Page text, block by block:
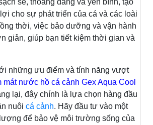
cho sự phát triển của cá và các loài
thời, việc bảo dưỡng và vận hành
giản, giúp bạn tiết kiệm thời gian và
những ưu điểm và tính năng vượt
mát nước hồ cá cảnh Gex Aqua Cool
lại, đây chính là lựa chọn hàng đầu
nuôi cá cảnh. Hãy đầu tư vào một
để bảo vệ môi trường sống của